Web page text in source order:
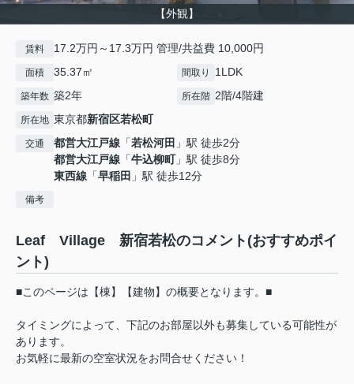
【外観】
賃料 17.2万円～17.3万円 管理/共益費 10,000円
面積 35.37㎡ 間取り 1LDK
築年数 築2年 所在階 2階/4階建
所在地 東京都新宿区若松町
交通 都営大江戸線 「若松河田 」駅 徒歩2分
都営大江戸線 「牛込柳町」駅 徒歩8分
東西線 「早稲田 」駅 徒歩12分
備考
Leaf Village 新宿若松のコメント(おすすめポイ
ント)
■このページは【棟】【建物】の概要となります。■
タイミングによって、下記のお部屋以外も募集している可能性が
あります。
お気軽に最新の空室状況をお問合せください！